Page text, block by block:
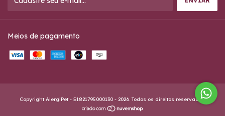
Meios de pagamento
Copyright AlergiPet - 51821795000130 - 2026. Todos os direitos reservados.